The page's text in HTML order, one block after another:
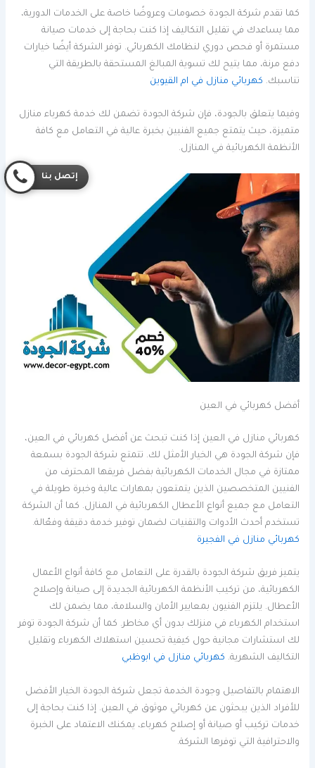
كما تقدم شركة الجودة خصومات وعروضًا خاصة على الخدمات الدورية،
مما يساعدك في تقليل التكاليف إذا كنت بحاجة إلى خدمات صيانة
مستمرة أو فحص دوري لنظامك الكهربائي. توفر الشركة أيضًا خيارات
دفع مرنة، مما يتيح لك تسوية المبالغ المستحقة بالطريقة التي
تناسبك. كهربائي منازل في ام القيوين
وفيما يتعلق بالجودة، فإن شركة الجودة تضمن لك خدمة كهرباء منازل
متميزة، حيث يتمتع جميع الفنيين بخبرة عالية في التعامل مع كافة
الأنظمة الكهربائية في المنازل.
أفضل كهربائي في العين
كهربائي منازل في العين إذا كنت تبحث عن أفضل كهربائي في العين،
فإن شركة الجودة هي الخيار الأمثل لك. تتمتع شركة الجودة بسمعة
ممتازة في مجال الخدمات الكهربائية بفضل فريقها المحترف من
الفنيين المتخصصين الذين يتمتعون بمهارات عالية وخبرة طويلة في
التعامل مع جميع أنواع الأعطال الكهربائية في المنازل. كما أن الشركة
تستخدم أحدث الأدوات والتقنيات لضمان توفير خدمة دقيقة وفعّالة.
كهربائي منازل في الفجيرة
يتميز فريق شركة الجودة بالقدرة على التعامل مع كافة أنواع الأعمال
الكهربائية، من تركيب الأنظمة الكهربائية الجديدة إلى صيانة وإصلاح
الأعطال. يلتزم الفنيون بمعايير الأمان والسلامة، مما يضمن لك
استخدام الكهرباء في منزلك بدون أي مخاطر. كما أن شركة الجودة توفر
لك استشارات مجانية حول كيفية تحسين استهلاك الكهرباء وتقليل
التكاليف الشهرية. كهربائي منازل في ابوظبي
الاهتمام بالتفاصيل وجودة الخدمة تجعل شركة الجودة الخيار الأفضل
للأفراد الذين يبحثون عن كهربائي موثوق في العين. إذا كنت بحاجة إلى
خدمات تركيب أو صيانة أو إصلاح كهرباء، يمكنك الاعتماد على الخبرة
والاحترافية التي توفرها الشركة.
إتصل بنا